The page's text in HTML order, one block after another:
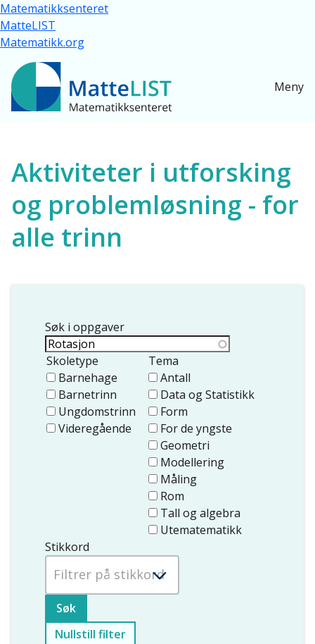
Hopp til hovedinnhold
Matematikksenteret
MatteLIST
Matematikk.org
Meny
Ressurser for alle
Aktiviteter i utforsking
og problemløsning - for
alle trinn
Søk i oppgaver
Skoletype
Barnehage
Barnetrinn
Ungdomstrinn
Videregående
Tema
Antall
Data og Statistikk
Form
For de yngste
Geometri
Modellering
Måling
Rom
Tall og algebra
Utematematikk
Stikkord
Nullstill filter